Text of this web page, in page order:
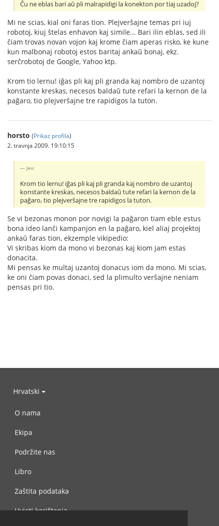
Ĉu ne eblas bari aŭ pli malrapidigi la konekton por tiaj uzadoj?
Mi ne scias, kial oni faras tion. Plejverŝajne temas pri iuj
robotoj, kiuj ŝtelas enhavon kaj simile... Bari ilin eblas, sed ili
ĉiam trovas novan vojon kaj krome ĉiam aperas risko, ke kune
kun malbonaj robotoj estos baritaj ankaŭ bonaj, ekz.
serĉrobotoj de Google, Yahoo ktp.
Krom tio lernu! iĝas pli kaj pli granda kaj nombro de uzantoj
konstante kreskas, necesos baldaŭ tute refari la kernon de la
paĝaro, tio plejverŝajne tre rapidigos la tuton.
horsto (Prikaz profila)
2. travnja 2009. 19:10:15
Jev:
Krom tio lernu! iĝas pli kaj pli granda kaj nombro de uzantoj
konstante kreskas, necesos baldaŭ tute refari la kernon de la
paĝaro, tio plejverŝajne tre rapidigos la tuton.
Se vi bezonas monon por novigi la paĝaron tiam eble estus
bona ideo lanĉi kampanjon en la paĝaro, kiel aliaj projektoj
ankaŭ faras tion, ekzemple vikipedio:
Vi skribas kiom da mono vi bezonas kaj kiom jam estas
donacita.
Mi pensas ke multaj uzantoj donacus iom da mono. Mi scias,
ke oni ĉiam povas donaci, sed la plimulto verŝajne neniam
pensas pri tio.
Hrvatski
O nama
Ekipa
Podržite nas
Libro
Zaštita podataka
Uvjeti korištenja